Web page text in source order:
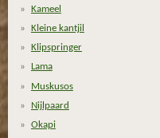
Kameel
Kleine kantjil
Klipspringer
Lama
Muskusos
Nijlpaard
Okapi